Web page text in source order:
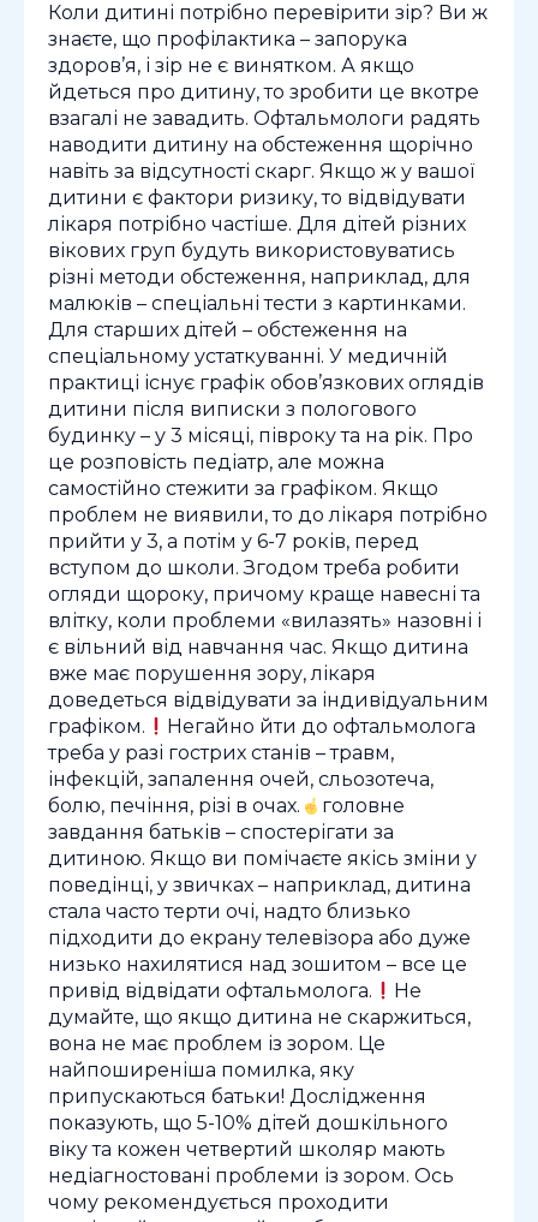
Коли дитині потрібно перевірити зір? Ви ж
знаєте, що профілактика – запорука
здоров’я, і ​​зір не є винятком. А якщо
йдеться про дитину, то зробити це вкотре
взагалі не завадить. Офтальмологи радять
наводити дитину на обстеження щорічно
навіть за відсутності скарг. Якщо ж у вашої
дитини є фактори ризику, то відвідувати
лікаря потрібно частіше. Для дітей різних
вікових груп будуть використовуватись
різні методи обстеження, наприклад, для
малюків – спеціальні тести з картинками.
Для старших дітей – обстеження на
спеціальному устаткуванні. У медичній
практиці існує графік обов’язкових оглядів
дитини після виписки з пологового
будинку – у 3 місяці, півроку та на рік. Про
це розповість педіатр, але можна
самостійно стежити за графіком. Якщо
проблем не виявили, то до лікаря потрібно
прийти у 3, а потім у 6-7 років, перед
вступом до школи. Згодом треба робити
огляди щороку, причому краще навесні та
влітку, коли проблеми «вилазять» назовні і
є вільний від навчання час. Якщо дитина
вже має порушення зору, лікаря
доведеться відвідувати за індивідуальним
графіком.
Негайно йти до офтальмолога
треба у разі гострих станів – травм,
інфекцій, запалення очей, сльозотеча,
болю, печіння, різі в очах.
головне
завдання батьків – спостерігати за
дитиною. Якщо ви помічаєте якісь зміни у
поведінці, у звичках – наприклад, дитина
стала часто терти очі, надто близько
підходити до екрану телевізора або дуже
низько нахилятися над зошитом – все це
привід відвідати офтальмолога.
Не
думайте, що якщо дитина не скаржиться,
вона не має проблем із зором. Це
найпоширеніша помилка, яку
припускаються батьки! Дослідження
показують, що 5-10% дітей дошкільного
віку та кожен четвертий школяр мають
недіагностовані проблеми із зором. Ось
чому рекомендується проходити